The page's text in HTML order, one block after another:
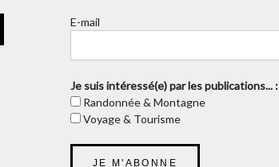
E-mail
Je suis intéressé(e) par les publications... :
Randonnée & Montagne
Voyage & Tourisme